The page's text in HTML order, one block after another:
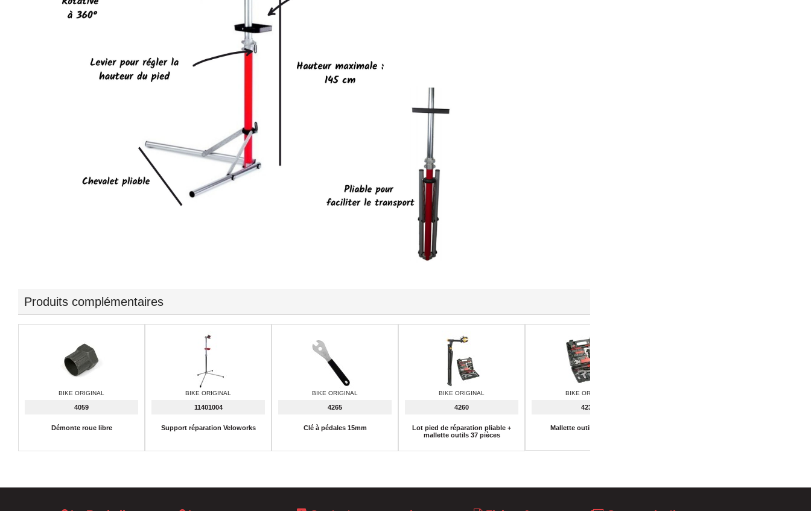
Produits complémentaires
BIKE ORIGINAL
4059
Démonte roue libre
BIKE ORIGINAL
11401004
Support réparation Veloworks
BIKE ORIGINAL
4265
Clé à pédales 15mm
BIKE ORIGINAL
4260
Lot pied de réparation pliable +
mallette outils 37 pièces
BIKE ORIGINAL
4239
Mallette outils 37 pièces